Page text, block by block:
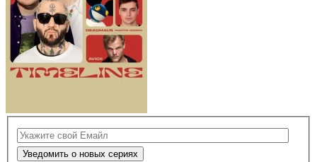
Уведомить о новых сериях